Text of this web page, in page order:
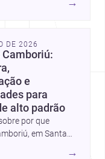
DE 2026
e
para
alto padrão
por que
em Santa
referência em
→